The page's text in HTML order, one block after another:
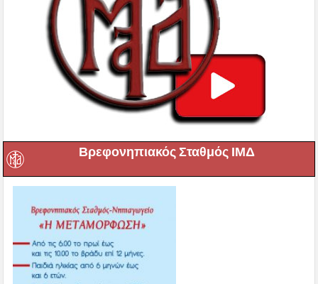
Βρεφονηπιακός Σταθμός ΙΜΔ